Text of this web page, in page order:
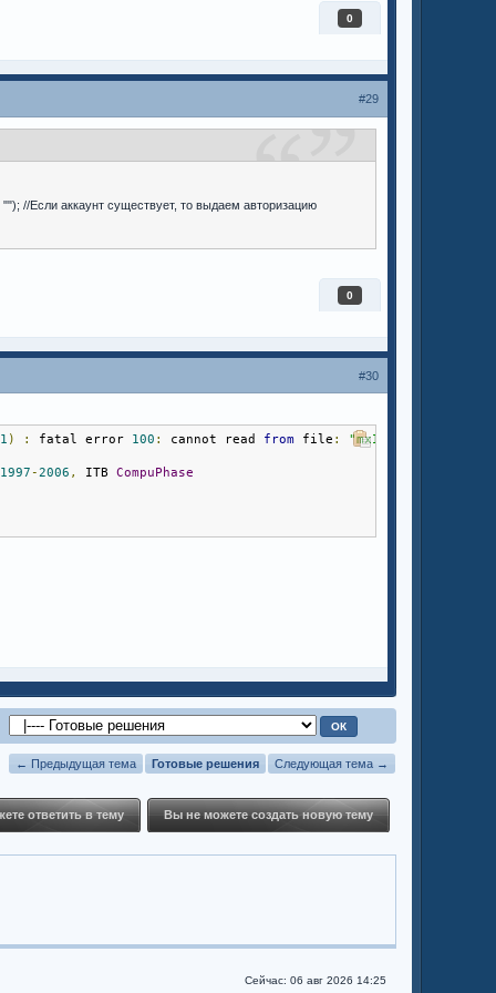
0
#29
//Если аккаунт существует, то выдаем авторизацию
0
#30
) : fatal error 100 : cannot read from file : "mxINI"
1997-2006 , ITB CompuPhase
← Предыдущая тема Готовые решения Следующая тема →
Вы не можете создать новую тему
ответить в тему
Сейчас: 06 авг 2026 14:25